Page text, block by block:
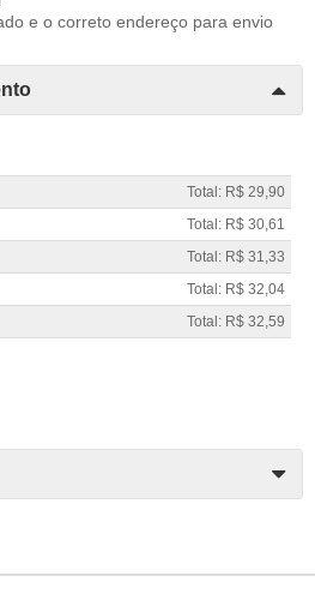
e o correto endereço para envio
Total: R$ 29,90
Total: R$ 30,61
Total: R$ 31,33
Total: R$ 32,04
Total: R$ 32,59